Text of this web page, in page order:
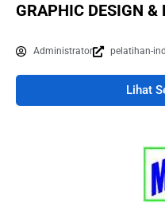
GRAPHIC DESIGN
Administrator pelatihan-
Lihat